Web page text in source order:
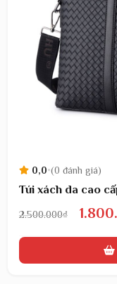
0,0•(0 đánh giá)
Túi xách da cao
2.500.000₫
Giá
gốc